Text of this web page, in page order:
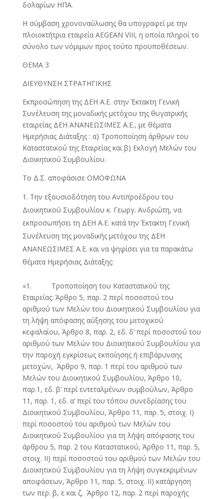
δολαρίων ΗΠΑ.
Η σύμβαση χρονοναύλωσης θα υπογραφεί με την
πλοιοκτήτρια εταιρεία AEGEAN VIII, η οποία πληροί το
σύνολο των νόμιμων προς τούτο προϋποθέσεων.
ΘΕΜΑ 3
ΔΙΕΥΘΥΝΣΗ ΣΤΡΑΤΗΓΙΚΗΣ
Εκπροσώπηση της ΔΕΗ Α.Ε. στην Έκτακτη Γενική
Συνέλευση της μοναδικής μετόχου της θυγατρικής
εταιρείας ΔΕΗ ΑΝΑΝΕΩΣΙΜΕΣ Α.Ε., με θέματα
Ημερήσιας Διάταξης : α) Τροποποίηση άρθρων του
Καταστατικού της Εταιρείας και β) Εκλογή Μελών του
Διοικητικού Συμβουλίου.
Το Δ.Σ. αποφάσισε ΟΜΟΦΩΝΑ
Την εξουσιοδότηση του Αντιπροέδρου του
Διοικητικού Συμβουλίου κ. Γεωργ. Ανδριώτη, να
εκπροσωπήσει τη ΔΕΗ Α.Ε. κατά την Έκτακτη Γενική
Συνέλευση της μοναδικής μετόχου της ΔΕΗ
ΑΝΑΝΕΩΣΙΜΕΣ Α.Ε. και να ψηφίσει για τα παρακάτω
θέματα Ημερήσιας Διάταξης:
«1. Τροποποίηση του Καταστατικού της
Εταιρείας: Άρθρο 5, παρ. 2 περί ποσοστού του
αριθμού των Μελών του Διοικητικού Συμβουλίου για
τη λήψη απόφασης αύξησης του μετοχικού
κεφαλαίου, Άρθρο 8, παρ. 2, εδ. δ’ περί ποσοστού του
αριθμού των Μελών του Διοικητικού Συμβουλίου για
την παροχή εγκρίσεως εκποίησης ή επιβάρυνσης
μετοχών, Άρθρο 9, παρ. 1 περί του αριθμού των
Μελών του Διοικητικού Συμβουλίου, Άρθρο 10,
παρ.1, εδ. β’ περί εντεταλμένων συμβούλων, Άρθρο
11, παρ. 1, εδ. α’ περί του τόπου συνεδρίασης του
Διοικητικού Συμβουλίου, Άρθρο 11, παρ. 5, στοιχ. Ι)
περί ποσοστού του αριθμού των Μελών του
Διοικητικού Συμβουλίου για τη λήψη απόφασης του
άρθρου 5, παρ. 2 του Καταστατικού, Άρθρο 11, παρ. 5,
στοιχ. ΙΙ) περί ποσοστού του αριθμού των Μελών του
Διοικητικού Συμβουλίου για τη λήψη συγκεκριμένων
αποφάσεων, Άρθρο 11, παρ. 5, στοιχ. ΙΙ) κατάργηση
των περ. β, ε και ζ, Άρθρο 12, παρ. 2 περί παροχής